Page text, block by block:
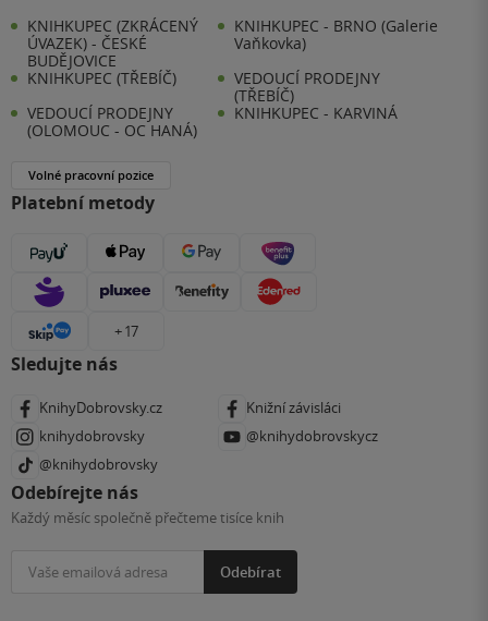
KNIHKUPEC (ZKRÁCENÝ
ÚVAZEK) - ČESKÉ
BUDĚJOVICE
KNIHKUPEC - BRNO (Galerie
Vaňkovka)
KNIHKUPEC (TŘEBÍČ)
VEDOUCÍ PRODEJNY
(TŘEBÍČ)
VEDOUCÍ PRODEJNY
(OLOMOUC - OC HANÁ)
KNIHKUPEC - KARVINÁ
Volné pracovní pozice
Platební metody
+ 17
Sledujte nás
KnihyDobrovsky.cz
Knižní závisláci
knihydobrovsky
@knihydobrovskycz
@knihydobrovsky
Odebírejte nás
Každý měsíc společně přečteme tisíce knih
Odebírat